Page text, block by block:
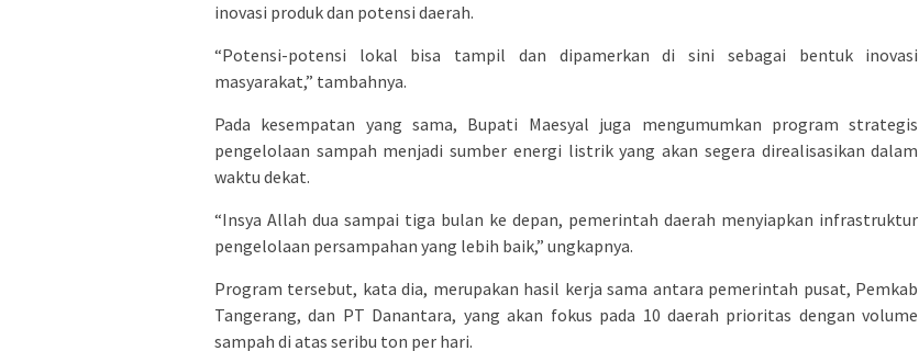
inovasi produk dan potensi daerah.
“Potensi-potensi lokal bisa tampil dan dipamerkan di sini sebagai bentuk inovasi
masyarakat,” tambahnya.
Pada kesempatan yang sama, Bupati Maesyal juga mengumumkan program strategis
pengelolaan sampah menjadi sumber energi listrik yang akan segera direalisasikan dalam
waktu dekat.
“Insya Allah dua sampai tiga bulan ke depan, pemerintah daerah menyiapkan infrastruktur
pengelolaan persampahan yang lebih baik,” ungkapnya.
Program tersebut, kata dia, merupakan hasil kerja sama antara pemerintah pusat, Pemkab
Tangerang, dan PT Danantara, yang akan fokus pada 10 daerah prioritas dengan volume
sampah di atas seribu ton per hari.